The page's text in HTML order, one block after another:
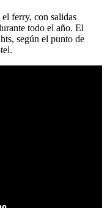
ferry, con salidas
todo el año. El
según el punto de